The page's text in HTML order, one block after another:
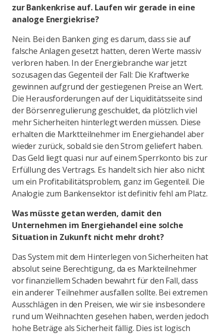
zur Bankenkrise auf. Laufen wir gerade in eine
analoge Energiekrise?
Nein. Bei den Banken ging es darum, dass sie auf
falsche Anlagen gesetzt hatten, deren Werte massiv
verloren haben. In der Energiebranche war jetzt
sozusagen das Gegenteil der Fall: Die Kraftwerke
gewinnen aufgrund der gestiegenen Preise an Wert.
Die Herausforderungen auf der Liquiditätsseite sind
der Börsenregulierung geschuldet, da plötzlich viel
mehr Sicherheiten hinterlegt werden müssen. Diese
erhalten die Marktteilnehmer im Energiehandel aber
wieder zurück, sobald sie den Strom geliefert haben.
Das Geld liegt quasi nur auf einem Sperrkonto bis zur
Erfüllung des Vertrags. Es handelt sich hier also nicht
um ein Profitabilitätsproblem, ganz im Gegenteil. Die
Analogie zum Bankensektor ist definitiv fehl am Platz.
Was müsste getan werden, damit den
Unternehmen im Energiehandel eine solche
Situation in Zukunft nicht mehr droht?
Das System mit dem Hinterlegen von Sicherheiten hat
absolut seine Berechtigung, da es Markteilnehmer
vor finanziellem Schaden bewahrt für den Fall, dass
ein anderer Teilnehmer ausfallen sollte. Bei extremen
Ausschlägen in den Preisen, wie wir sie insbesondere
rund um Weihnachten gesehen haben, werden jedoch
hohe Beträge als Sicherheit fällig. Dies ist logisch